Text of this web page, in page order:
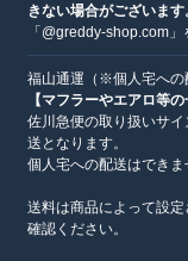
きない場合がございます
「@greddy-shop.com」
福山通運（※個人宅への
【マフラーやエアロ等の
佐川急便の取り扱いサ
送となります。
個人宅への配送はできま
送料は商品によって設
確認ください。